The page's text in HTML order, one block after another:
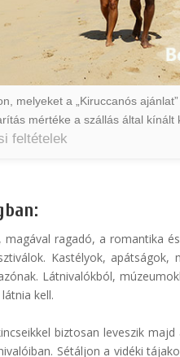
melyeket a „Kiruccanós
mértéke a szállás által kínált
feltételek
ragadó, a romantika
Kastélyok, apátságok,
Látnivalókból,
kell.
biztosan leveszik
Sétáljon a vidéki